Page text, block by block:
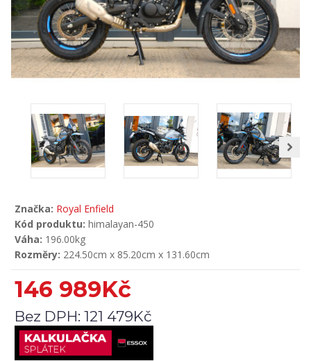
Značka: Royal Enfield
Kód produktu: himalayan-450
Váha: 196.00kg
Rozměry: 224.50cm x 85.20cm x 131.60cm
146 989Kč
Bez DPH: 121 479Kč